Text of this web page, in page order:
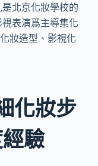
北京化妝學校的
表演爲主導集化
妝造型、影視化
化妝步
驗